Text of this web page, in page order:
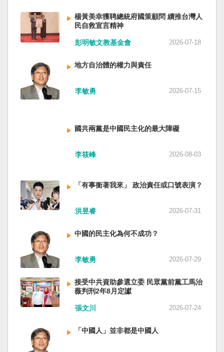
楊黃美幸獲聘總統府國策顧問 續推台灣人
民自救宣言精神
彭明敏文教基金會 2026-07-18
地方自治體的權力與責任
李敏勇 2026-07-15
國共兩黨是中國民主化的最大障礙
李筱峰 2026-08-03
「有事衝著我來」 政治責任或口號表演？
洪昱睿 2026-07-31
中國的民主化為何不成功？
李敏勇 2026-07-29
接受中共資助參選立委 民眾黨前黨工馬治
薇判刑2年8月定讞
張文川 2026-07-24
「中國人」並非都是中國人